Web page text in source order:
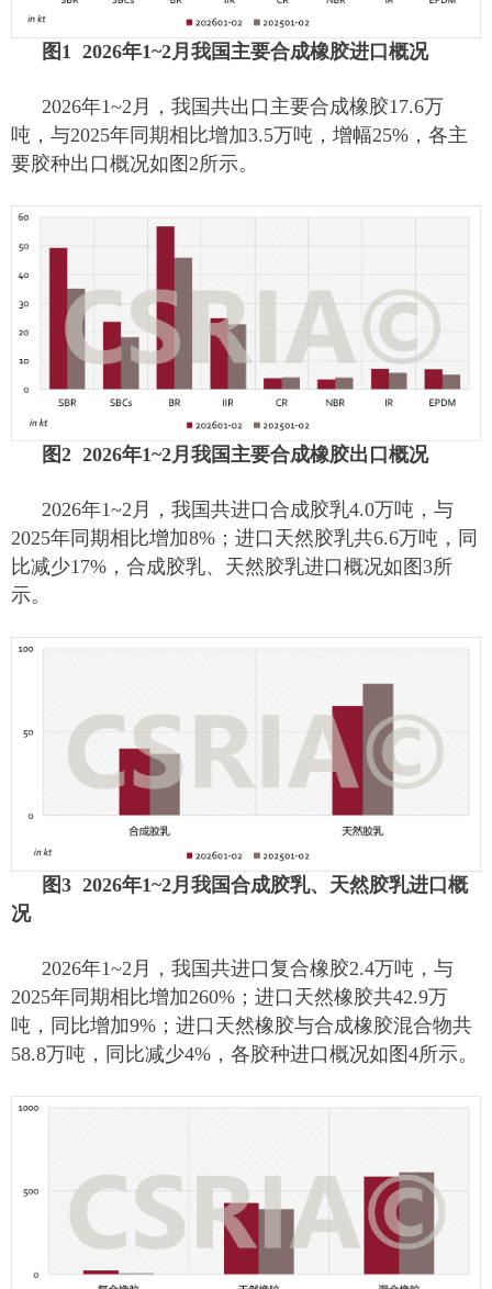
图1 2026年1~2月我国主要合成橡胶进口概况
2026年1~2月，我国共出口主要合成橡胶17.6万
吨，与2025年同期相比增加3.5万吨，增幅25%，各主
要胶种出口概况如图2所示。
图2 2026年1~2月我国主要合成橡胶出口概况
2026年1~2月，我国共进口合成胶乳4.0万吨，与
2025年同期相比增加8%；进口天然胶乳共6.6万吨，同
比减少17%，合成胶乳、天然胶乳进口概况如图3所
示。
图3 2026年1~2月我国合成胶乳、天然胶乳进口概
况
2026年1~2月，我国共进口复合橡胶2.4万吨，与
2025年同期相比增加260%；进口天然橡胶共42.9万
吨，同比增加9%；进口天然橡胶与合成橡胶混合物共
58.8万吨，同比减少4%，各胶种进口概况如图4所示。